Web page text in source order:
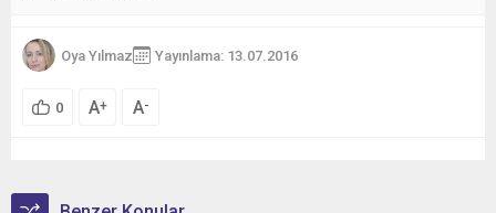
Oya Yılmaz Yayınlama: 13.07.2016
0 A+ A-